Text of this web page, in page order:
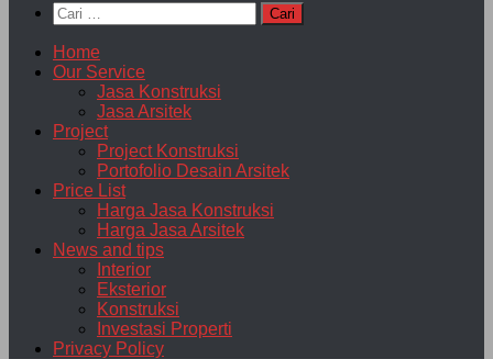
Cari
untuk:
Home
Our Service
Jasa Konstruksi
Jasa Arsitek
Project
Project Konstruksi
Portofolio Desain Arsitek
Price List
Harga Jasa Konstruksi
Harga Jasa Arsitek
News and tips
Interior
Eksterior
Konstruksi
Investasi Properti
Privacy Policy